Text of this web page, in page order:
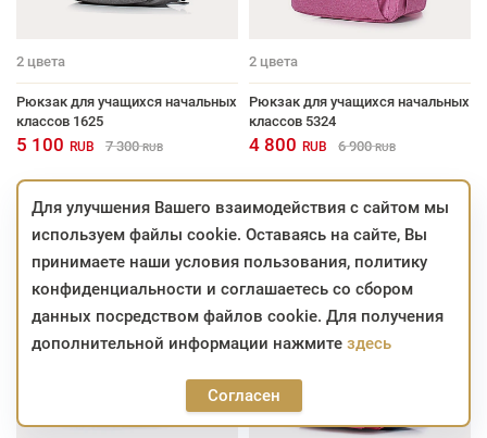
2 цвета
Рюкзак для учащихся начальных
классов 1625
5 100 RUB 7 300 RUB
2 цвета
Рюкзак для учащихся начальных
классов 5324
4 800 RUB 6 900 RUB
Для улучшения Вашего взаимодействия с сайтом мы
используем файлы cookie. Оставаясь на сайте, Вы
принимаете наши условия пользования, политику
конфиденциальности и соглашаетесь со сбором
данных посредством файлов cookie. Для получения
дополнительной информации нажмите здесь
Согласен